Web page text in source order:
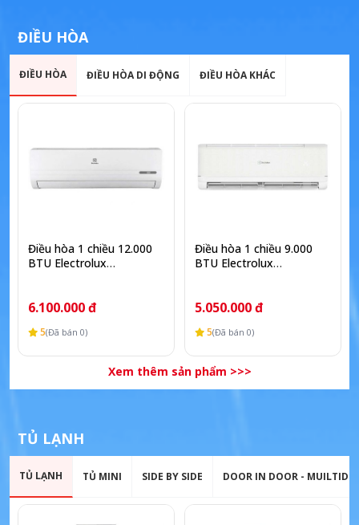
ĐIỀU HÒA
ĐIỀU HÒA ĐIỀU HÒA DI ĐỘNG ĐIỀU HÒA KHÁC
Điều hòa 1 chiều 12.000
BTU Electrolux
6.100.000 đ
5(Đã bán 0)
Điều hòa 1 chiều 9.000
BTU Electrolux
5.050.000 đ
5(Đã bán 0)
Xem thêm sản phẩm >>>
TỦ LẠNH
TỦ LẠNH TỦ MINI SIDE BY SIDE DOOR IN DOOR -